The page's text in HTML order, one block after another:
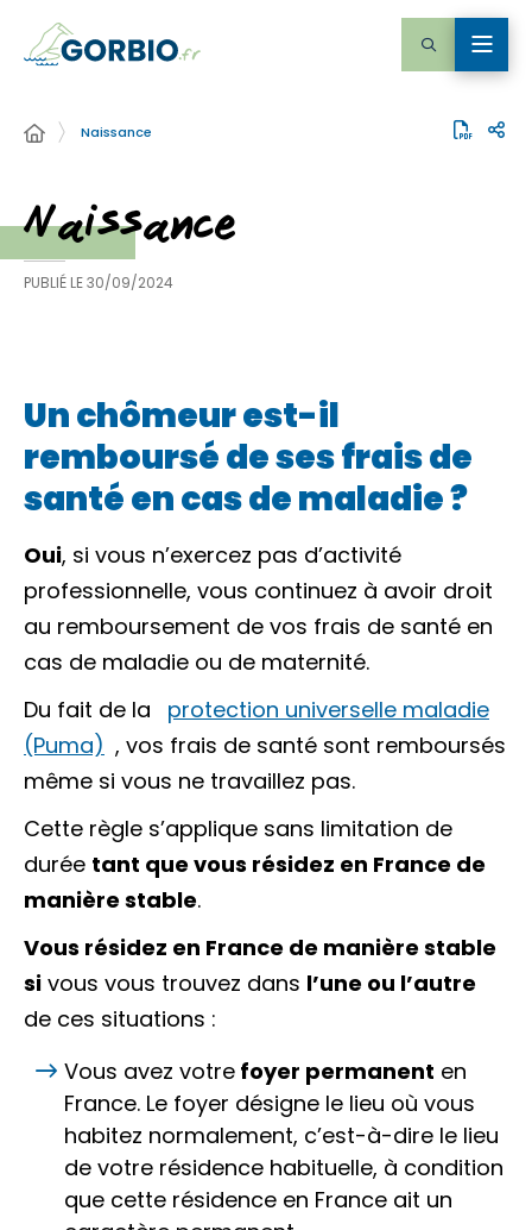
Naissance
Naissance
PUBLIÉ LE30/09/2024
Un chômeur est-il
remboursé de ses frais de
santé en cas de maladie ?
Oui, si vous n’exercez pas d’activité
professionnelle, vous continuez à avoir droit
au remboursement de vos frais de santé en
cas de maladie ou de maternité.
Du fait de la
protection universelle maladie
(Puma) , vos frais de santé sont remboursés
même si vous ne travaillez pas.
Cette règle s’applique sans limitation de
durée tant que vous résidez en France de
manière stable.
Vous résidez en France de manière stable
si vous vous trouvez dans l’une ou l’autre
de ces situations :
Vous avez votre foyer permanent en
France. Le foyer désigne le lieu où vous
habitez normalement, c’est-à-dire le lieu
de votre résidence habituelle, à condition
que cette résidence en France ait un